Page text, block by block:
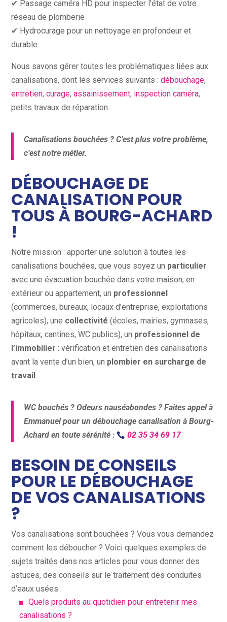
✔ Passage caméra HD pour inspecter l’état de votre
réseau de plomberie
✔ Hydrocurage pour un nettoyage en profondeur et
durable
Nous savons gérer toutes les problématiques liées aux
canalisations, dont les services suivants :débouchage,
entretien,curage,assainissement, inspection caméra,
petits travaux de réparation…
Canalisations bouchées ? C’est plus votre problème,
c’est notre métier.
DÉBOUCHAGE DE
CANALISATION POUR
TOUS À BOURG-ACHARD
!
Notre mission : apporter une solution à toutes les
canalisations bouchées, que vous soyez un particulier
avec une évacuation bouchée dans votre maison, en
extérieur ou appartement, un professionnel
(commerces, bureaux, locaux d’entreprise, exploitations
agricoles), une collectivité(écoles, mairies, gymnases,
hôpitaux, cantines, WC publics), un professionnel de
l’immobilier : vérification et entretien des canalisations
avant la vente d’un bien, un plombier en surcharge de
travail…
WC bouchés ? Odeurs nauséabondes ? Faites appel à
Emmanuel pour un débouchage canalisation à Bourg-
Achard en toute sérénité :
02 35 34 69 17
BESOIN DE CONSEILS
POUR LE DÉBOUCHAGE
DE VOS CANALISATIONS
?
Vos canalisations sont bouchées ? Vous vous demandez
comment les déboucher ? Voici quelques exemples de
sujets traités dans nos articles pour vous donner des
astuces, des conseils sur le traitement des conduites
d’eaux usées :
Quels produits au quotidien pour entretenir mes
canalisations ?